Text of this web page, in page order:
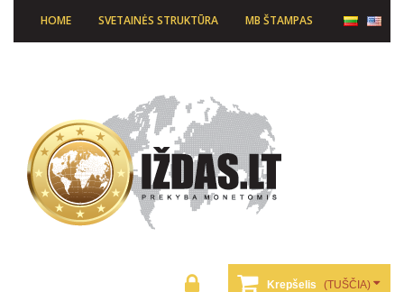
HOME SVETAINĖS STRUKTŪRA MB ŠTAMPAS
Krepšelis (TUŠČIA)